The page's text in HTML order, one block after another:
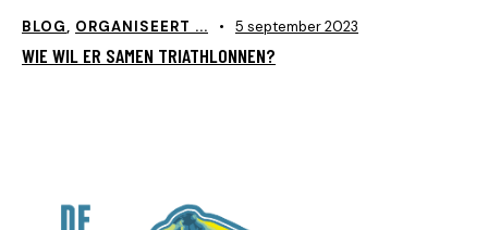
BLOG, ORGANISEERT ... 5 september 2023
WIE WIL ER SAMEN TRIATHLONNEN?